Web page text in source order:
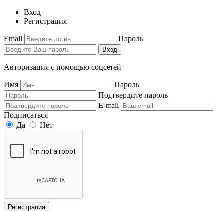
Вход
Регистрация
Email Пароль
Вход
Авторизация с помощью соцсетей
Имя
Пароль
Подтвердите пароль
E-mail
Подписаться
Да
Нет
Регистрация